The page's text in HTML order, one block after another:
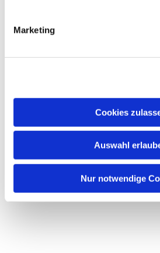
Marketing
Cookies
Auswahl
Nur notwendige